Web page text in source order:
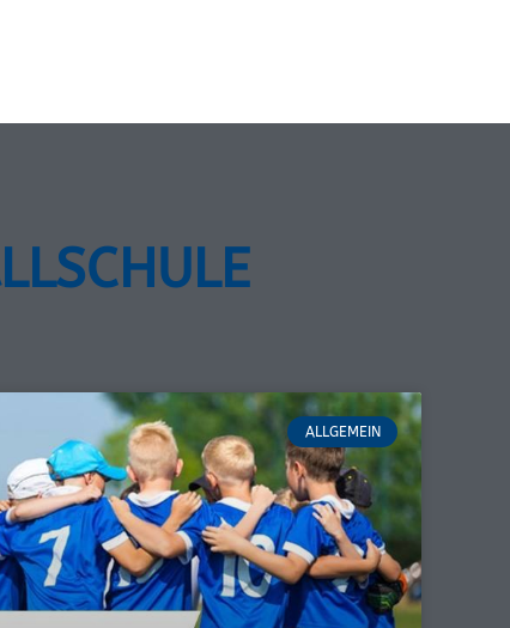
ALLGEMEIN